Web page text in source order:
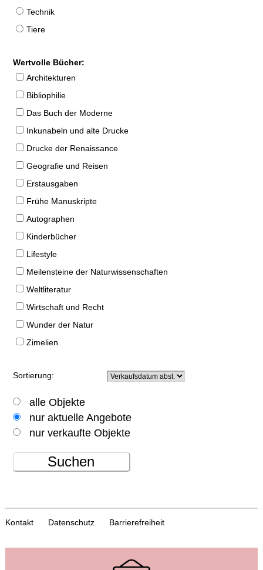
Technik
Tiere
Wertvolle Bücher:
Architekturen
Bibliophilie
Das Buch der Moderne
Inkunabeln und alte Drucke
Drucke der Renaissance
Geografie und Reisen
Erstausgaben
Frühe Manuskripte
Autographen
Kinderbücher
Lifestyle
Meilensteine der Naturwissenschaften
Weltliteratur
Wirtschaft und Recht
Wunder der Natur
Zimelien
Sortierung:
alle Objekte
nur aktuelle Angebote
nur verkaufte Objekte
Suchen
Kontakt Datenschutz Barrierefreiheit